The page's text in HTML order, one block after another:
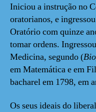
Iniciou a instrução no
oratorianos, e
Oratório com quinze
tomar ordens.
Medicina, segundo (
em Matemática e em
bacharel em 1798, em
Os seus ideais do